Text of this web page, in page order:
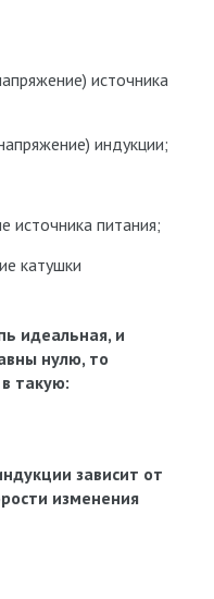
источника
индукции;
источника питания;
катушки
идеальная, и
нулю, то
такую:
зависит от
изменения